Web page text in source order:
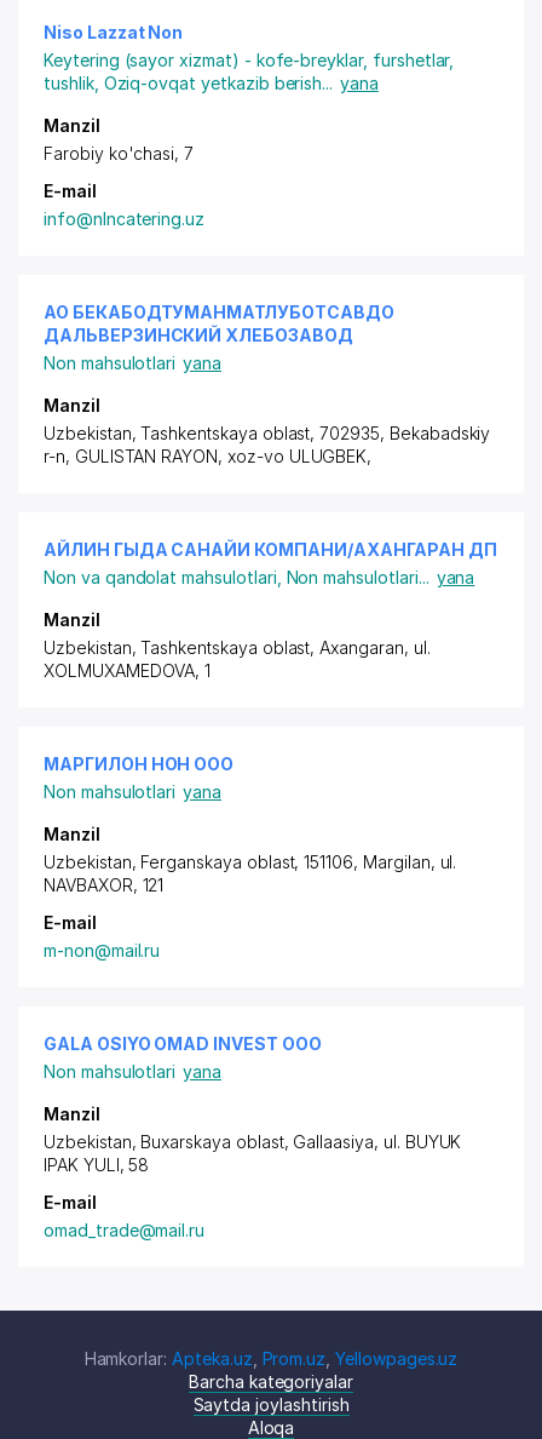
Niso Lazzat Non
Keytering (sayor xizmat) - kofe-breyklar, furshetlar,
tushlik, Oziq-ovqat yetkazib berish... yana
Manzil
Farobiy ko'chasi, 7
E-mail
info@nlncatering.uz
АО БЕКАБОДТУМАНМАТЛУБОТСАВДО
ДАЛЬВЕРЗИНСКИЙ ХЛЕБОЗАВОД
Non mahsulotlari yana
Manzil
Uzbekistan, Tashkentskaya oblast, 702935, Bekabadskiy
r-n, GULISTAN RAYON, xoz-vo ULUGBEK,
АЙЛИН ГЫДА САНАЙИ КОМПАНИ/АХАНГАРАН ДП
Non va qandolat mahsulotlari Non mahsulotlari... yana
Manzil
Uzbekistan, Tashkentskaya oblast, Axangaran, ul.
XOLMUXAMEDOVA, 1
МАРГИЛОН НОН ООО
Non mahsulotlari yana
Manzil
Uzbekistan, Ferganskaya oblast, 151106, Margilan, ul.
NAVBAXOR, 121
E-mail
m-non@mail.ru
GALA OSIYO OMAD INVEST ООО
Non mahsulotlari yana
Manzil
Uzbekistan, Buxarskaya oblast, Gallaasiya, ul. BUYUK
IPAK YULI, 58
E-mail
omad_trade@mail.ru
Hamkorlar: Apteka.uz Prom.uz ,Yellowpages.uz
Barcha kategoriyalar
Saytda joylashtirish
Aloqa